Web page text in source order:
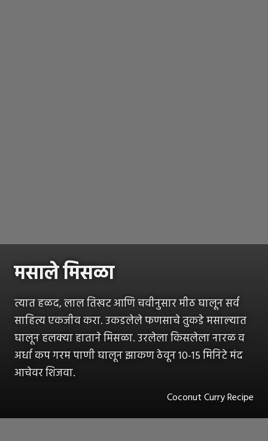
मसाले मिसळा
त्यात हळद, लाल तिखट आणि चवीनुसार मीठ घालून सर्व
साहित्य एकजीव करा. उकडलेले फणसाचे तुकडे मसाल्यात
घालून हलक्या हाताने मिसळा. उरलेला किसलेला नारळ व
अर्धा कप गरम पाणी घालून झाकण ठेवून 10-15 मिनिटे मंद
आचेवर शिजवा.
Coconut Curry Recipe